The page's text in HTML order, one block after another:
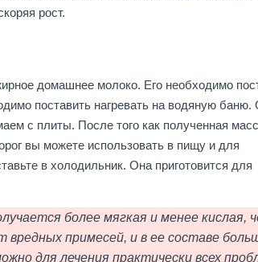
рост.
домашнее молоко. Его необходимо
поставить нагревать на водяную баню.
с плиты. После того как полученная
вы можете использовать в пищу и для
в холодильник. Она приготовится для
более мягкая и менее кислая,
примесей, и в ее составе
для лечения практически всех